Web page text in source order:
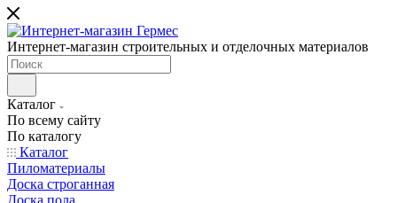
Интернет-магазин строительных и отделочных материалов
Каталог
По всему сайту
По каталогу
Каталог
Пиломатериалы
Доска строганная
Доска пола